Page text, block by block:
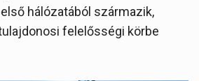
hálózatából származik,
felelősségi körbe